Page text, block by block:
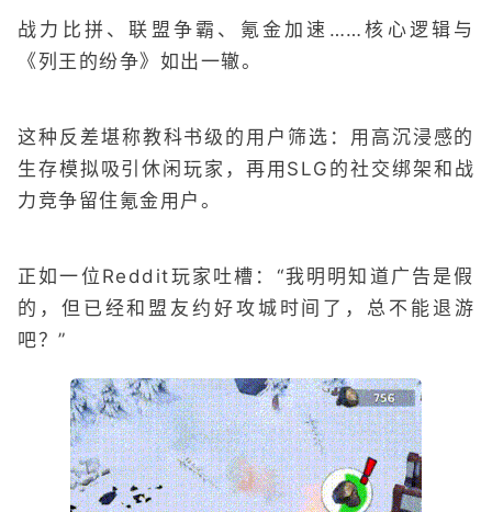
战力比拼、联盟争霸、氪金加速……核心逻辑与
《列王的纷争》如出一辙。
这种反差堪称教科书级的用户筛选：用高沉浸感的
生存模拟吸引休闲玩家，再用SLG的社交绑架和战
力竞争留住氪金用户。
正如一位Reddit玩家吐槽：“我明明知道广告是假
的，但已经和盟友约好攻城时间了，总不能退游
吧？”